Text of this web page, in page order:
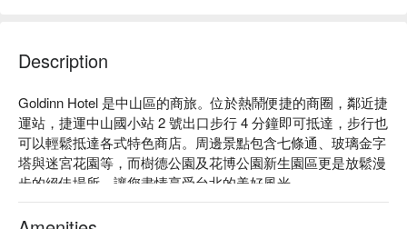
Description
Goldinn Hotel 是中山區的商旅。位於熱鬧便捷的商圈，鄰近捷
運站，捷運中山國小站 2 號出口步行 4 分鐘即可抵達，步行也
可以輕鬆抵達各式特色商店。周邊景點包含七條通、玻璃金字
塔與迷宮花園等，而樹德公園及花博公園新生園區更是放鬆漫
步的絕佳場所，讓您盡情享受台北的美好風光。
Goldinn Hotel 評價：網友好評推薦
Goldinn Hotel 推薦：整體設計融合現代輕工業風格，空間寬